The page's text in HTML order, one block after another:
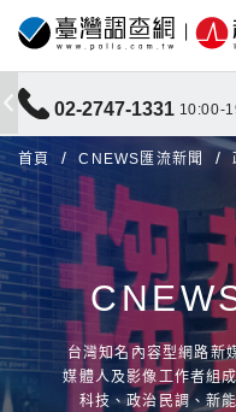
02-2747-1331 10:00-
首頁 CNEWS匯流新聞
台灣知名內容型網路新
媒體人及影像工作者組
科技、政治民調、新